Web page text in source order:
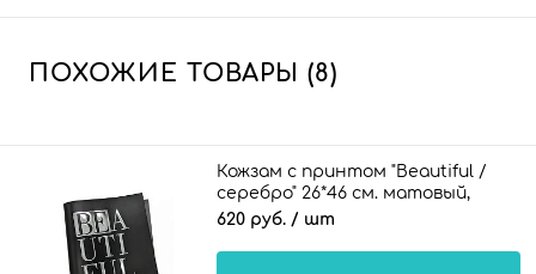
ПОХОЖИЕ ТОВАРЫ (8)
Кожзам с принтом "Beautiful /
серебро" 26*46 см. матовый,
черный
620 руб. / шт